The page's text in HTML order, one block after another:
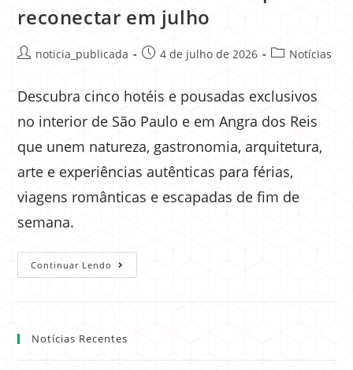
reconectar em julho
noticia_publicada 4 de julho de 2026 Notícias
Descubra cinco hotéis e pousadas exclusivos
no interior de São Paulo e em Angra dos Reis
que unem natureza, gastronomia, arquitetura,
arte e experiências autênticas para férias,
viagens românticas e escapadas de fim de
semana.
Continuar Lendo
Notícias Recentes